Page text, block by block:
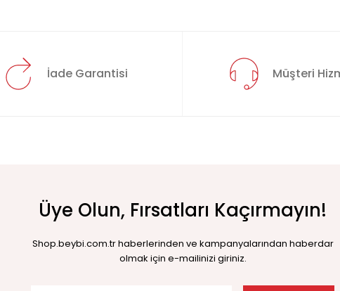
İade Garantisi Müşteri
Üye Olun, Fırsatları Kaçırmayın!
Shop.beybi.com.tr haberlerinden ve kampanyalarından haberdar
olmak için e-mailinizi giriniz.